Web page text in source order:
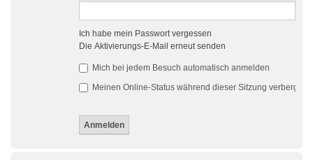
Ich habe mein Passwort vergessen
Die Aktivierungs-E-Mail erneut senden
Mich bei jedem Besuch automatisch anmelden
Meinen Online-Status während dieser Sitzung verbergen